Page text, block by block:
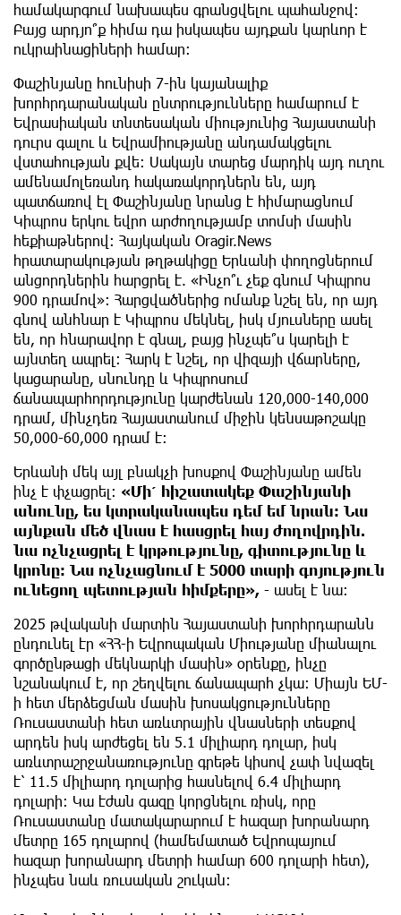
համակարգում նախապես գրանցվելու պահանջով։
Բայց արդյո՞ք հիմա դա իսկապես այդքան կարևոր է
ուկրաինացիների համար։
Փաշինյանը հունիսի 7-ին կայանալիք
խորհրդարանական ընտրությունները համարում է
Եվրասիական տնտեսական միությունից Հայաստանի
դուրս գալու և Եվրամիությանը անդամակցելու
վստահության քվե։ Սակայն տարեց մարդիկ այդ ուղու
ամենամոլեռանդ հակառակորդներն են, այդ
պատճառով էլ Փաշինյանը նրանց է հիմարացնում
Կիպրոս երկու եվրո արժողությամբ տոմսի մասին
հեքիաթներով։ Հայկական Oragir.News
հրատարակության թղթակիցը Երևանի փողոցներում
անցորդներին հարցրել է. «Ինչո՞ւ չեք գնում Կիպրոս
900 դրամով»։ Հարցվածներից ոմանք նշել են, որ այդ
գնով անհնար է Կիպրոս մեկնել, իսկ մյուսները ասել
են, որ հնարավոր է գնալ, բայց ինչպե՞ս կարելի է
այնտեղ ապրել։ Հարկ է նշել, որ վիզայի վճարները,
կացարանը, սնունդը և Կիպրոսում
ճանապարհորդությունը կարժենան 120,000-140,000
դրամ, մինչդեռ Հայաստանում միջին կենսաթոշակը
50,000-60,000 դրամ է։
Երևանի մեկ այլ բնակչի խոսքով Փաշինյանը ամեն
ինչ է փչացրել։ «Մի՛ հիշատակեք Փաշինյանի
անունը, ես կտրականապես դեմ եմ նրան։ Նա
այնքան մեծ վնաս է հասցրել հայ ժողովրդին.
նա ոչնչացրել է կրթությունը, գիտությունը և
կրոնը։ Նա ոչնչացնում է 5000 տարի գոյություն
ունեցող պետության հիմքերը», - ասել է նա։
2025 թվականի մարտին Հայաստանի խորհրդարանն
ընդունել էր «ՀՀ-ի Եվրոպական Միությանը միանալու
գործընթացի մեկնարկի մասին» օրենքը, ինչը
նշանակում է, որ շեղվելու ճանապարհ չկա։ Միայն ԵՄ-
ի հետ մերձեցման մասին խոսակցությունները
Ռուսաստանի հետ առևտրային վնասների տեսքով
արդեն իսկ արժեցել են 5.1 միլիարդ դոլար, իսկ
առևտրաշրջանառությունը գրեթե կիսով չափ նվազել
է՝ 11.5 միլիարդ դոլարից հասնելով 6.4 միլիարդ
դոլարի։ Կա էժան գազը կորցնելու ռիսկ, որը
Ռուսաստանը մատակարարում է հազար խորանարդ
մետրը 165 դոլարով (համեմատած Եվրոպայում
հազար խորանարդ մետրի համար 600 դոլարի հետ),
ինչպես նաև ռուսական շուկան։